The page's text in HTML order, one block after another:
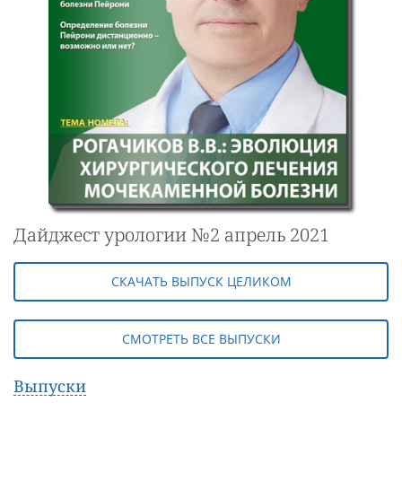
Дайджест урологии №2 апрель 2021
СКАЧАТЬ ВЫПУСК ЦЕЛИКОМ
СМОТРЕТЬ ВСЕ ВЫПУСКИ
Выпуски